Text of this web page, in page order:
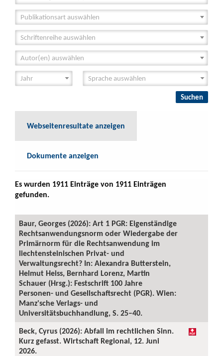
Publikationsart auswählen
Schriftenreihe auswählen
Autor(en) auswählen
Webseitenresultate anzeigen
Dokumente anzeigen
Es wurden 1911 Einträge von 1911 Einträgen
gefunden.
Baur, Georges (2026): Art 1 PGR: Eigenständige
Rechtsanwendungsnorm oder Wiedergabe der
Primärnorm für die Rechtsanwendung im
liechtensteinischen Privat- und
Verwaltungsrecht? In: Alexandra Butterstein,
Helmut Heiss, Bernhard Lorenz, Martin
Schauer (Hrsg.): Festschrift 100 Jahre
Personen- und Gesellschaftsrecht (PGR). Wien:
Manz'sche Verlags- und
Universitätsbuchhandlung, S. 25–40.
Beck, Cyrus (2026): Abfall im rechtlichen Sinn.
Kurz gefasst. Wirtschaft Regional, 12. Juni
2026.